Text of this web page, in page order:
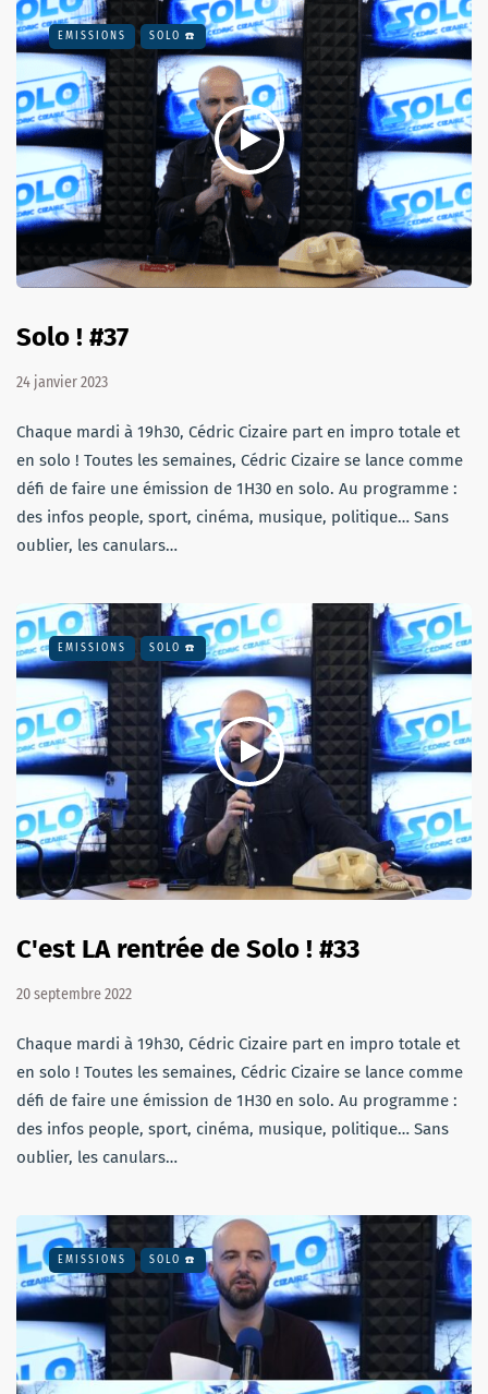
EMISSIONS SOLO ☎️
Solo ! #37
24 janvier 2023
Chaque mardi à 19h30, Cédric Cizaire part en impro totale et
en solo ! Toutes les semaines, Cédric Cizaire se lance comme
défi de faire une émission de 1H30 en solo. Au programme :
des infos people, sport, cinéma, musique, politique… Sans
oublier, les canulars…
EMISSIONS SOLO ☎️
C'est LA rentrée de Solo ! #33
20 septembre 2022
Chaque mardi à 19h30, Cédric Cizaire part en impro totale et
en solo ! Toutes les semaines, Cédric Cizaire se lance comme
défi de faire une émission de 1H30 en solo. Au programme :
des infos people, sport, cinéma, musique, politique… Sans
oublier, les canulars…
EMISSIONS SOLO ☎️